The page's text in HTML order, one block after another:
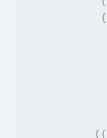
           (
          ((